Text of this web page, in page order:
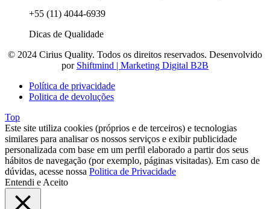
+55 (11) 4044-6939
Dicas de Qualidade
© 2024 Cirius Quality. Todos os direitos reservados. Desenvolvido
por Shiftmind | Marketing Digital B2B
Política de privacidade
Politica de devoluções
Top
Este site utiliza cookies (próprios e de terceiros) e tecnologias
similares para analisar os nossos serviços e exibir publicidade
personalizada com base em um perfil elaborado a partir dos seus
hábitos de navegação (por exemplo, páginas visitadas). Em caso de
dúvidas, acesse nossa Politica de Privacidade
Entendi e Aceito